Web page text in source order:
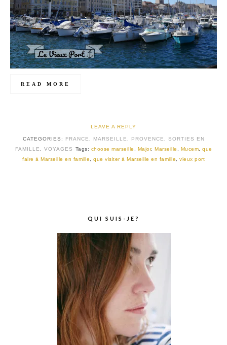
READ MORE
LEAVE A REPLY
CATEGORIES: FRANCE MARSEILLE PROVENCE
SORTIES EN
FAMILLE
VOYAGES Tags: choose marseille Major, Marseille Mucem
que
faire à Marseille en famille
que visiter à Marseille en famille vieux port
QUI SUIS-JE?